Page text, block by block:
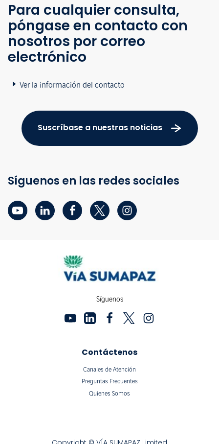
Para cualquier consulta,
póngase en contacto con
nosotros por correo
electrónico
Ver la información del contacto
Suscríbase a nuestras noticias
Síguenos en las redes sociales
Síguenos
Contáctenos
Canales de Atención
Preguntas Frecuentes
Quienes Somos